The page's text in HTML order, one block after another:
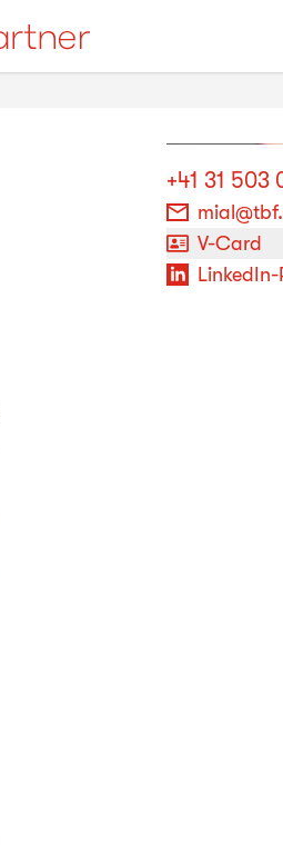
+41 31 503
V-Card
LinkedIn-